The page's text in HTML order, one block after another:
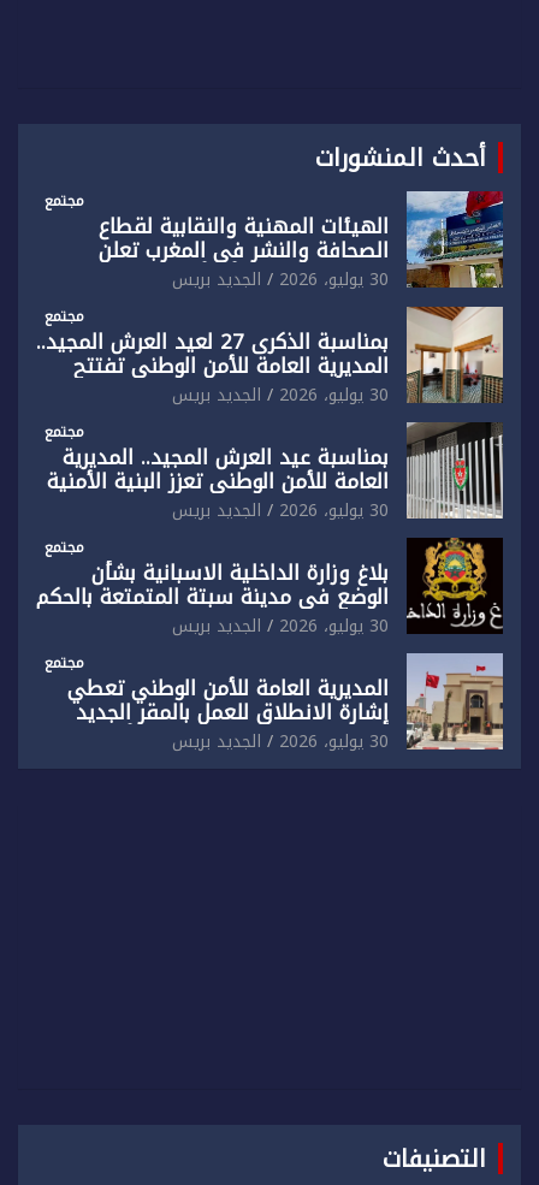
أحدث المنشورات
مجتمع
الهيئات المهنية والنقابية لقطاع
الصحافة والنشر في المغرب تعلن
رفضها القاطع لـ”أي أجندة انتخابية
مُعدة على مقاس سياسي ومصلحي
ضيق”
30 يوليو، 2026 الجديد بريس
مجتمع
بمناسبة الذكرى 27 لعيد العرش المجيد..
المديرية العامة للأمن الوطني تفتتح
المقر الجديد لفرقة الشرطة السياحية
بفاس
30 يوليو، 2026 الجديد بريس
مجتمع
بمناسبة عيد العرش المجيد.. المديرية
العامة للأمن الوطني تعزز البنية الأمنية
بالناظور بإحداث فرقتين جديدتين
30 يوليو، 2026 الجديد بريس
مجتمع
بلاغ وزارة الداخلية الاسبانية بشأن
الوضع في مدينة سبتة المتمتعة بالحكم
الذاتي
30 يوليو، 2026 الجديد بريس
مجتمع
المديرية العامة للأمن الوطني تعطي
إشارة الانطلاق للعمل بالمقر الجديد
للدائرة الثالثة للشرطة بولاية أمن العيون
30 يوليو، 2026 الجديد بريس
التصنيفات